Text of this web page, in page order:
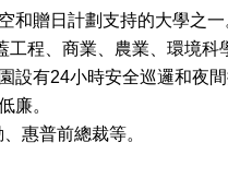
和贈日計劃支持的大學之一
程、商業、農業、環境科
設有24小時安全巡邏和夜間
廉。
惠普前總裁等。